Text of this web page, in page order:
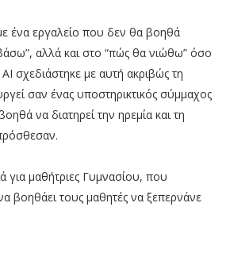
ένα εργαλείο που δεν θα βοηθά
αλλά και στο “πώς θα νιώθω” όσο
σχεδιάστηκε με αυτή ακριβώς τη
σαν ένας υποστηρικτικός σύμμαχος
να διατηρεί την ηρεμία και τη
για μαθήτριες Γυμνασίου, που
βοηθάει τους μαθητές να ξεπερνάνε